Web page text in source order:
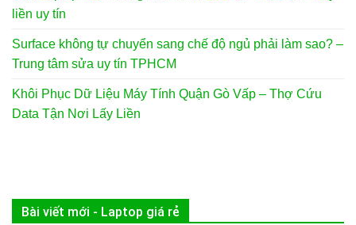
liền uy tín
Surface không tự chuyển sang chế độ ngủ phải làm sao? –
Trung tâm sửa uy tín TPHCM
Khôi Phục Dữ Liệu Máy Tính Quận Gò Vấp – Thợ Cứu
Data Tận Nơi Lấy Liền
Bài viết mới - Laptop giá rẻ